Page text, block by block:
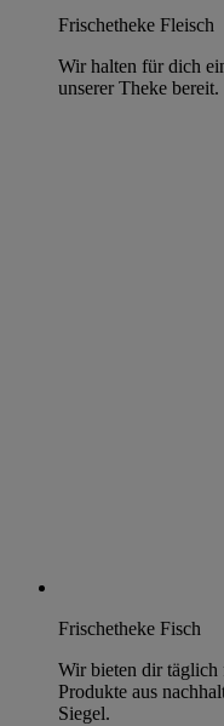
Frischetheke Fleisch
Wir halten für dich
unserer Theke bereit.
Frischetheke Fisch
Wir bieten dir täglich
Produkte aus
Siegel.